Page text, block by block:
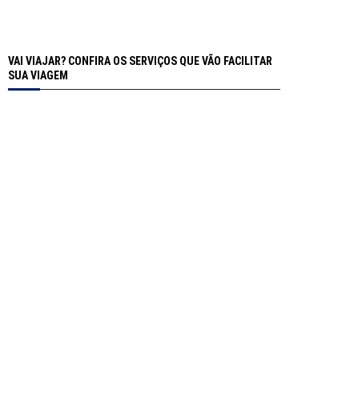
VAI VIAJAR? CONFIRA OS SERVIÇOS QUE VÃO FACILITAR
SUA VIAGEM